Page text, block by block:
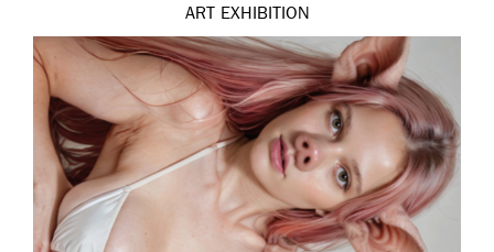
ART EXHIBITION